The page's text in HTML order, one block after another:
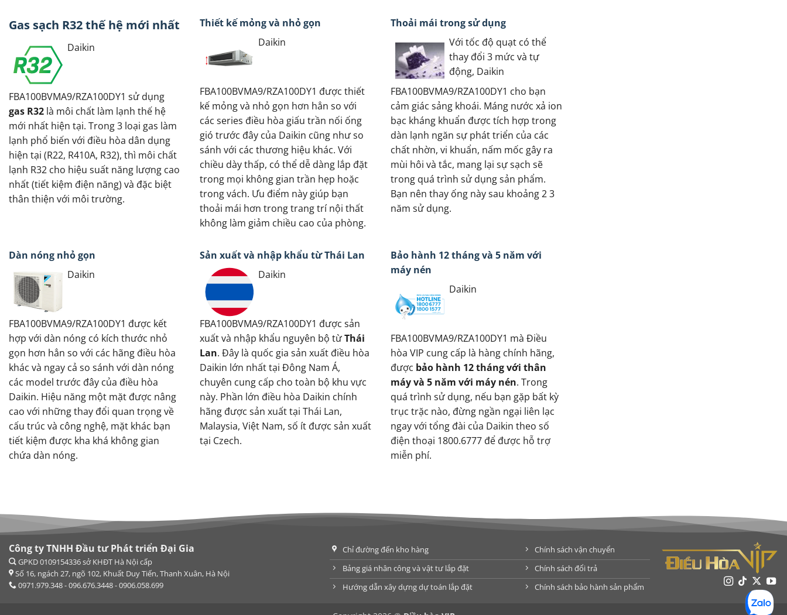
Gas sạch R32 thế hệ mới nhất
Daikin
FBA100BVMA9/RZA100DY1 sử dụng
gas R32 là môi chất làm lạnh thế hệ
mới nhất hiện tại. Trong 3 loại gas làm
lạnh phổ biến với điều hòa dân dụng
hiện tại (R22, R410A, R32), thì môi chất
lạnh R32 cho hiệu suất năng lượng cao
nhất (tiết kiệm điện năng) và đặc biệt
thân thiện với môi trường.
Thiết kế mỏng và nhỏ gọn
Daikin
FBA100BVMA9/RZA100DY1 được thiết
kế mỏng và nhỏ gọn hơn hẳn so với
các series điều hòa giấu trần nối ống
gió trước đây của Daikin cũng như so
sánh với các thương hiệu khác. Với
chiều dày thấp, có thể dễ dàng lắp đặt
trong mọi không gian trần hẹp hoặc
trong vách. Ưu điểm này giúp bạn
thoải mái hơn trong trang trí nội thất
không làm giảm chiều cao của phòng.
Thoải mái trong sử dụng
Với tốc độ quạt có thể
thay đổi 3 mức và tự
động, Daikin
FBA100BVMA9/RZA100DY1 cho bạn
cảm giác sảng khoái. Máng nước xả ion
bạc kháng khuẩn được tích hợp trong
dàn lạnh ngăn sự phát triển của các
chất nhờn, vi khuẩn, nấm mốc gây ra
mùi hôi và tắc, mang lại sự sạch sẽ
trong quá trình sử dụng sản phẩm.
Bạn nên thay ống này sau khoảng 2 3
năm sử dụng.
Dàn nóng nhỏ gọn
Daikin
FBA100BVMA9/RZA100DY1 được kết
hợp với dàn nóng có kích thước nhỏ
gọn hơn hẳn so với các hãng điều hòa
khác và ngay cả so sánh với dàn nóng
các model trước đây của điều hòa
Daikin. Hiệu năng một mặt được nâng
cao với những thay đổi quan trọng về
cấu trúc và công nghệ, mặt khác bạn
tiết kiệm được kha khá không gian
chứa dàn nóng.
Sản xuất và nhập khẩu từ Thái Lan
Daikin
FBA100BVMA9/RZA100DY1 được sản
xuất và nhập khẩu nguyên bộ từThái
Lan. Đây là quốc gia sản xuất điều hòa
Daikin lớn nhất tại Đông Nam Á,
chuyên cung cấp cho toàn bộ khu vực
này. Phần lớn điều hòa Daikin chính
hãng được sản xuất tại Thái Lan,
Malaysia, Việt Nam, số ít được sản xuất
tại Czech.
Bảo hành 12 tháng và 5 năm với
máy nén
Daikin
FBA100BVMA9/RZA100DY1 mà Điều
hòa VIP cung cấp là hàng chính hãng,
được bảo hành 12 tháng với thân
máy và 5 năm với máy nén. Trong
quá trình sử dụng, nếu bạn gặp bất kỳ
trục trặc nào, đừng ngần ngại liên lạc
ngay với tổng đài của Daikin theo số
điện thoại 1800.6777 để được hỗ trợ
miễn phí.
Công ty TNHH Đầu tư Phát triển Đại Gia
Chỉ đường đến kho hàng
Bảng giá nhân công và vật tư lắp đặt
Hướng dẫn xây dựng dự toán lắp đặt
Chính sách vận chuyển
Chính sách đổi trả
Chính sách bảo hành sản phẩm